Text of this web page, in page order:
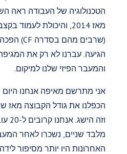
הטכנולוגיה של העבודה ראה
מאז 2014, והיכולת
הגיעה. עברנו לא רק את
והמעבר הפיזי שלנו למיקום.
אני מתרשם מאיפה אנחנו היום
וזה
מלבד שניים, נשכרו לאחר
האחרונות היו יותר מסיפור